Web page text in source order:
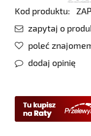
Kod produktu:
zapytaj o
poleć
dodaj opinię